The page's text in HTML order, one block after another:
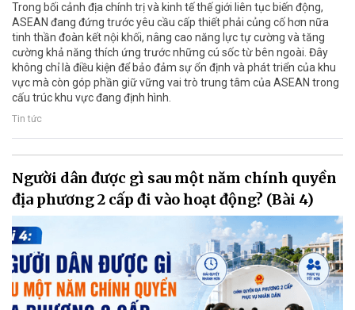
Trong bối cảnh địa chính trị và kinh tế thế giới liên tục biến động,
ASEAN đang đứng trước yêu cầu cấp thiết phải củng cố hơn nữa
tinh thần đoàn kết nội khối, nâng cao năng lực tự cường và tăng
cường khả năng thích ứng trước những cú sốc từ bên ngoài. Đây
không chỉ là điều kiện để bảo đảm sự ổn định và phát triển của khu
vực mà còn góp phần giữ vững vai trò trung tâm của ASEAN trong
cấu trúc khu vực đang định hình.
Tin tức
Người dân được gì sau một năm chính quyền
địa phương 2 cấp đi vào hoạt động? (Bài 4)